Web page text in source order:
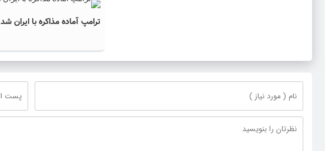
ترامپ آماده مذاکره با ایران شد